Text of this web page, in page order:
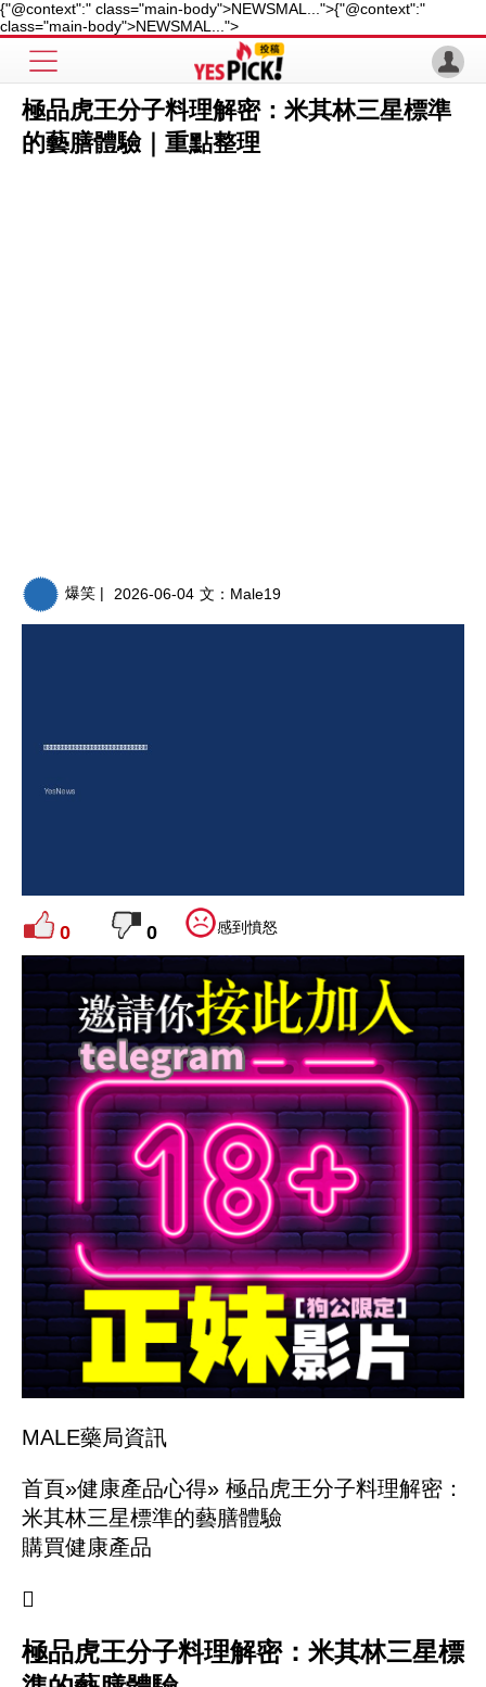
{"@context":" class="main-body">NEWSMAL...">{"@context":"
class="main-body">NEWSMAL...">
極品虎王分子料理解密：米其林三星標準
的藝膳體驗｜重點整理
爆笑 | 2026-06-04 文： Male19
0 0 感到憤怒
MALE藥局資訊
首頁»健康產品心得» 極品虎王分子料理解密：
米其林三星標準的藝膳體驗
購買健康產品

極品虎王分子料理解密：米其林三星標